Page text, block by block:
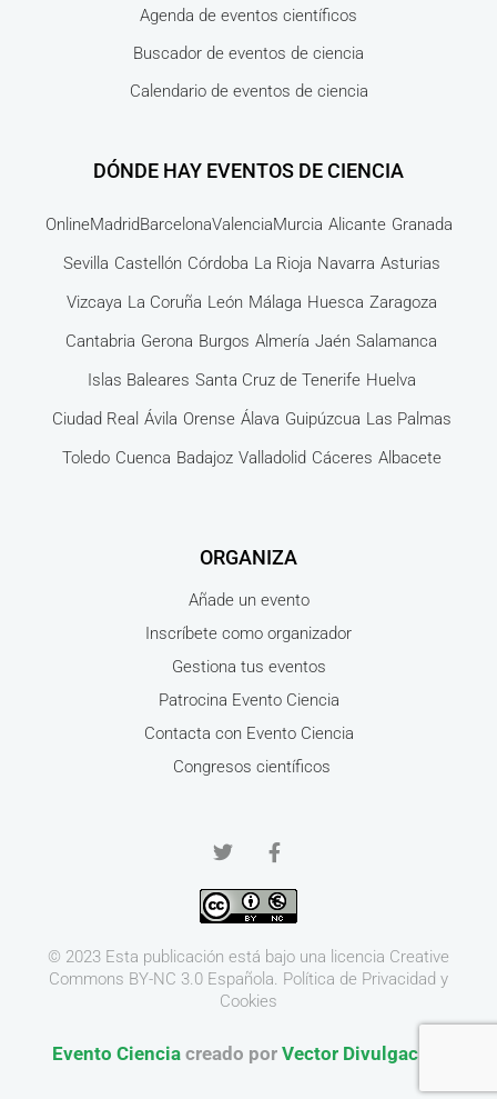
Agenda de eventos científicos
Buscador de eventos de ciencia
Calendario de eventos de ciencia
DÓNDE HAY EVENTOS DE CIENCIA
OnlineMadridBarcelonaValenciaMurcia Alicante Granada
Sevilla Castellón Córdoba La Rioja Navarra Asturias
Vizcaya La Coruña León Málaga Huesca Zaragoza
Cantabria Gerona Burgos Almería Jaén Salamanca
Islas Baleares Santa Cruz de Tenerife Huelva
Ciudad Real Ávila Orense Álava Guipúzcua Las Palmas
Toledo Cuenca Badajoz Valladolid Cáceres Albacete
ORGANIZA
Añade un evento
Inscríbete como organizador
Gestiona tus eventos
Patrocina Evento Ciencia
Contacta con Evento Ciencia
Congresos científicos
© 2023 Esta publicación está bajo una licencia Creative
Commons BY-NC 3.0 Española. Política de Privacidad y
Cookies
Evento Cienciacreado por Vector Divulgación